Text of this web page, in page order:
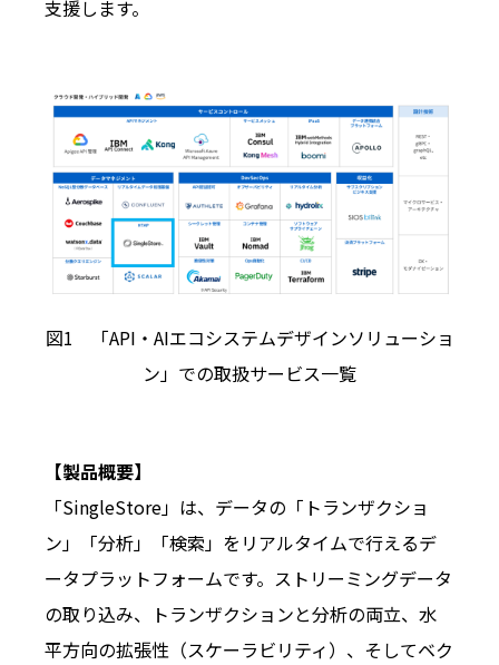
支援します。
図1 「API・AIエコシステムデザインソリューショ
ン」での取扱サービス一覧
【製品概要】
「SingleStore」は、データの「トランザクショ
ン」「分析」「検索」をリアルタイムで行えるデ
ータプラットフォームです。ストリーミングデータ
の取り込み、トランザクションと分析の両立、水
平方向の拡張性（スケーラビリティ）、そしてベク